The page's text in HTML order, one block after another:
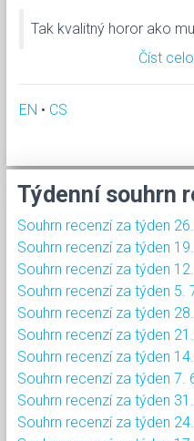
Tak kvalitný horor ako
Číst
EN • CS
Týdenní souhrn
Souhrn recenzí za týden 26.
Souhrn recenzí za týden 19.
Souhrn recenzí za týden 12.
Souhrn recenzí za týden 5.
Souhrn recenzí za týden 28.
Souhrn recenzí za týden 21.
Souhrn recenzí za týden 14.
Souhrn recenzí za týden 7.
Souhrn recenzí za týden 31.
Souhrn recenzí za týden 24.